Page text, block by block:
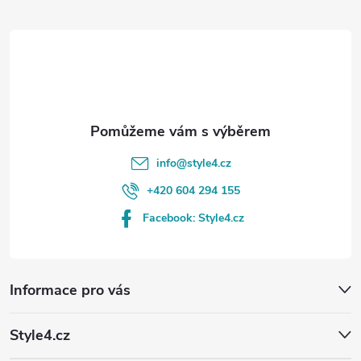
Informace pro vás
Style4.cz
info@style4.cz
+420 604 294 155
Facebook: Style4.cz